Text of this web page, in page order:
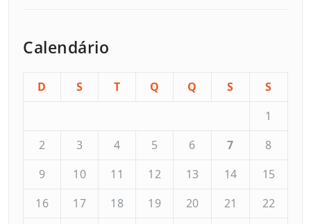
Calendário
D S T Q Q S
S
1
2
3 4 5 6 7
8
9
10 11 12 13 14
15
16
17 18 19 20 21
22